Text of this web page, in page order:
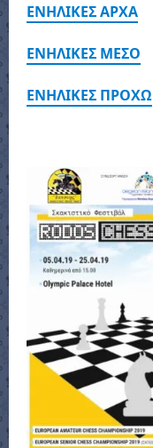
ΕΝΗΛΙΚΕΣ ΑΡΧΑ
ΕΝΗΛΙΚΕΣ ΜΕΣΟ
ΕΝΗΛΙΚΕΣ ΠΡΟΧΩ